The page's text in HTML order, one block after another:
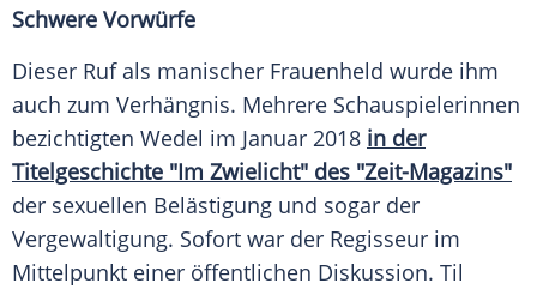
Schwere Vorwürfe
Dieser Ruf als manischer Frauenheld wurde ihm
auch zum Verhängnis. Mehrere Schauspielerinnen
bezichtigten Wedel im Januar 2018 in der
Titelgeschichte "Im Zwielicht" des "Zeit-Magazins"
der sexuellen Belästigung und sogar der
Vergewaltigung. Sofort war der Regisseur im
Mittelpunkt einer öffentlichen Diskussion. Til